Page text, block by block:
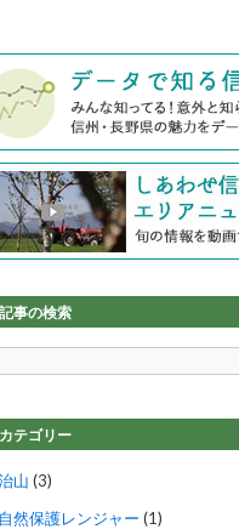
記事の検索
カテゴリー
山 (3)
自然保護レンジャー (1)